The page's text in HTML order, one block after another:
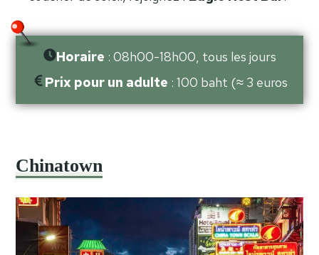
Horaire : 08h00-18h00, tous les jours
Prix pour un adulte : 100 baht (≈ 3 euros
Chinatown